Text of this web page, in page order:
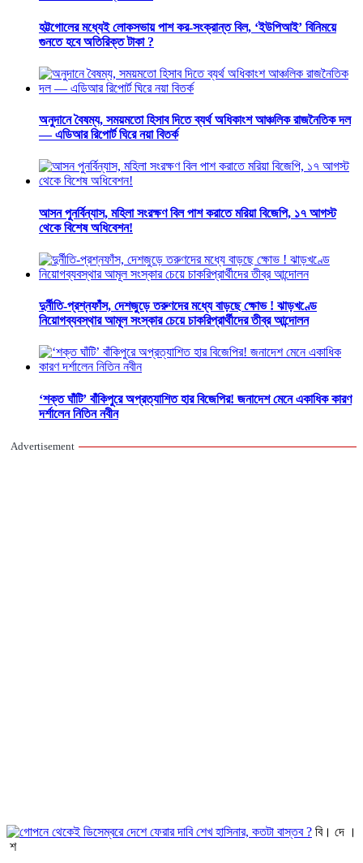
হট্টগোলের মধ্যেই লোকসভায় পাশ কর-সংক্রান্ত বিল, ‘ইউপিআই’ বিনিময়ে
গুনতে হবে অতিরিক্ত টাকা ?
অনুদানে বৈষম্য, সময়মতো হিসাব দিতে ব্যর্থ অধিকাংশ আঞ্চলিক রাজনৈতিক দল
— এডিআর রিপোর্ট ঘিরে নয়া বিতর্ক
আসন পুনর্বিন্যাস, মহিলা সংরক্ষণ বিল পাশ করাতে মরিয়া বিজেপি, ১৭ আগস্ট
থেকে বিশেষ অধিবেশন!
দুর্নীতি-প্রশ্নফাঁস, দেশজুড়ে তরুণদের মধ্যে বাড়ছে ক্ষোভ ! ঝাড়খণ্ডে
নিয়োগব্যবস্থার আমূল সংস্কার চেয়ে চাকরিপ্রার্থীদের তীব্র আন্দোলন
‘শক্ত ঘাঁটি’ বাঁকিপুরে অপ্রত্যাশিত হার বিজেপির! জনাদেশ মেনে একাধিক কারণ
দর্শালেন নিতিন নবীন
Advertisement
বি। দে ।
শ